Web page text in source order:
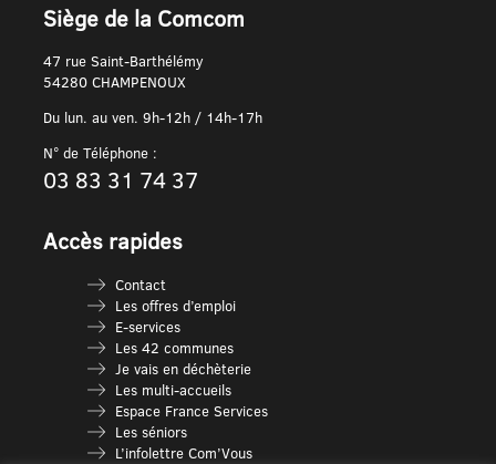
Siège de la Comcom
47 rue Saint-Barthélémy
54280 CHAMPENOUX
Du lun. au ven. 9h-12h / 14h-17h
N° de Téléphone :
03 83 31 74 37
Accès rapides
Contact
Les offres d’emploi
E-services
Les 42 communes
Je vais en déchèterie
Les multi-accueils
Espace France Services
Les séniors
L’infolettre Com’Vous